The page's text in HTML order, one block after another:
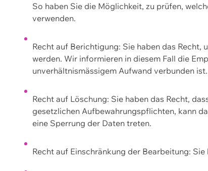
So haben Sie die Möglichkeit, zu prüfen,
verwenden.
Recht auf Berichtigung: Sie haben das
werden. Wir informieren in diesem Fall die
unverhältnismässigem Aufwand verbunden ist.
Recht auf Löschung: Sie haben das Recht,
gesetzlichen Aufbewahrungspflichten, kann
eine Sperrung der Daten treten.
Recht auf Einschränkung der Bearbeitung: